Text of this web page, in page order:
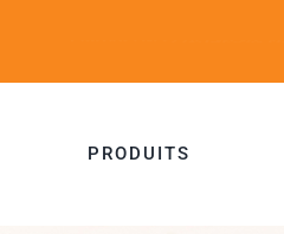
PRODUITS